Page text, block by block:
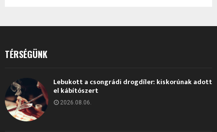
TÉRSÉGÜNK
Lebukott a csongrádi drogdíler: kiskorúnak adott
el kábítószert
2026.08.06.